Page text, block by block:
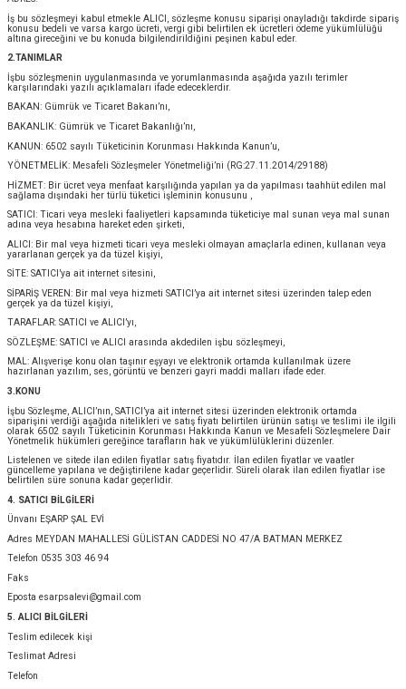
2025-2026 SONBAHAR KIŞ
JAKAR EŞARP
PAMUK EŞARP
ŞİFON EŞARP
İPEK KOTON EŞARP
EŞARP
MONOGRAM ŞAL
MEDİNE İPEĞİ ŞAL
ŞAL
İPEĞİ ŞAL
İpek Koton Şal
ŞAL
İş bu sözleşmeyi kabul etmekle ALICI, sözleşme konusu siparişi onayladığı takdirde sipariş
konusu bedeli ve varsa kargo ücreti, vergi gibi belirtilen ek ücretleri ödeme yükümlülüğü
altına gireceğini ve bu konuda bilgilendirildiğini peşinen kabul eder.
2.TANIMLAR
İşbu sözleşmenin uygulanmasında ve yorumlanmasında aşağıda yazılı terimler
karşılarındaki yazılı açıklamaları ifade edeceklerdir.
BAKAN: Gümrük ve Ticaret Bakanı’nı,
BAKANLIK: Gümrük ve Ticaret Bakanlığı’nı,
KANUN: 6502 sayılı Tüketicinin Korunması Hakkında Kanun’u,
YÖNETMELİK: Mesafeli Sözleşmeler Yönetmeliği’ni (RG:27.11.2014/29188)
HİZMET: Bir ücret veya menfaat karşılığında yapılan ya da yapılması taahhüt edilen mal
sağlama dışındaki her türlü tüketici işleminin konusunu ,
SATICI: Ticari veya mesleki faaliyetleri kapsamında tüketiciye mal sunan veya mal sunan
adına veya hesabına hareket eden şirketi,
ALICI: Bir mal veya hizmeti ticari veya mesleki olmayan amaçlarla edinen, kullanan veya
yararlanan gerçek ya da tüzel kişiyi,
SİTE: SATICI’ya ait internet sitesini,
SİPARİŞ VEREN: Bir mal veya hizmeti SATICI’ya ait internet sitesi üzerinden talep eden
gerçek ya da tüzel kişiyi,
TARAFLAR: SATICI ve ALICI’yı,
SÖZLEŞME: SATICI ve ALICI arasında akdedilen işbu sözleşmeyi,
MAL: Alışverişe konu olan taşınır eşyayı ve elektronik ortamda kullanılmak üzere
hazırlanan yazılım, ses, görüntü ve benzeri gayri maddi malları ifade eder.
3.KONU
İşbu Sözleşme, ALICI’nın, SATICI’ya ait internet sitesi üzerinden elektronik ortamda
siparişini verdiği aşağıda nitelikleri ve satış fiyatı belirtilen ürünün satışı ve teslimi ile ilgili
olarak 6502 sayılı Tüketicinin Korunması Hakkında Kanun ve Mesafeli Sözleşmelere Dair
Yönetmelik hükümleri gereğince tarafların hak ve yükümlülüklerini düzenler.
Listelenen ve sitede ilan edilen fiyatlar satış fiyatıdır. İlan edilen fiyatlar ve vaatler
güncelleme yapılana ve değiştirilene kadar geçerlidir. Süreli olarak ilan edilen fiyatlar ise
belirtilen süre sonuna kadar geçerlidir.
4. SATICI BİLGİLERİ
Ünvanı EŞARP ŞAL EVİ
Adres MEYDAN MAHALLESİ GÜLİSTAN CADDESİ NO 47/A BATMAN MERKEZ
Telefon 0535 303 46 94
Faks
Eposta esarpsalevi@gmail.com
5. ALICI BİLGİLERİ
Teslim edilecek kişi
Teslimat Adresi
Telefon